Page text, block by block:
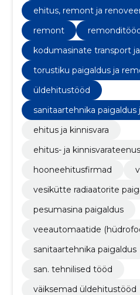
ehitus, remont ja
remont
kodumasinate transport
torustiku paigaldus ja
üldehitustööd
sanitaartehnika
ehitus ja kinnisvara
ehitus- ja
hooneehitusfirmad
vesikütte radiaatorite
pesumasina paigaldus
veeautomaatide
sanitaartehnika paigaldus
san. tehnilised tööd
väiksemad üldehitustööd